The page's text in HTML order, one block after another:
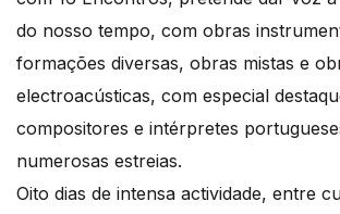
do nosso tempo, com obras
formações diversas, obras mistas e
electroacústicas, com especial
compositores e intérpretes
numerosas estreias.
Oito dias de intensa actividade, entre